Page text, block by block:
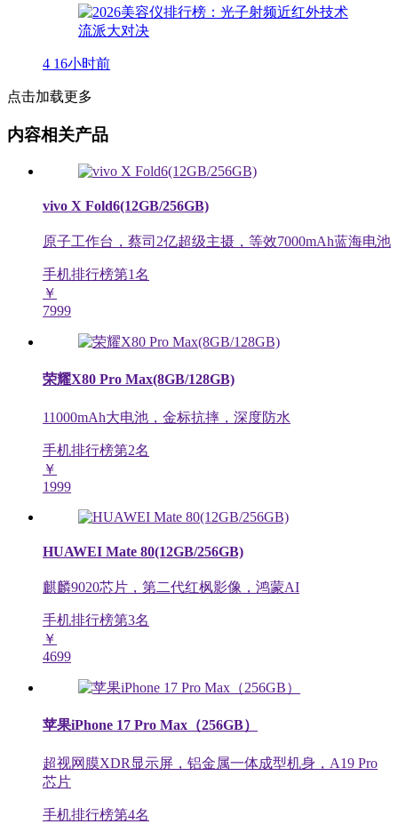
4 16小时前
点击加载更多
内容相关产品
vivo X Fold6(12GB/256GB)
原子工作台，蔡司2亿超级主摄，等效7000mAh蓝海电池
手机排行榜第1名
￥
7999
荣耀X80 Pro Max(8GB/128GB)
11000mAh大电池，金标抗摔，深度防水
手机排行榜第2名
￥
1999
HUAWEI Mate 80(12GB/256GB)
麒麟9020芯片，第二代红枫影像，鸿蒙AI
手机排行榜第3名
￥
4699
苹果iPhone 17 Pro Max（256GB）
超视网膜XDR显示屏，铝金属一体成型机身，A19 Pro
芯片
手机排行榜第4名